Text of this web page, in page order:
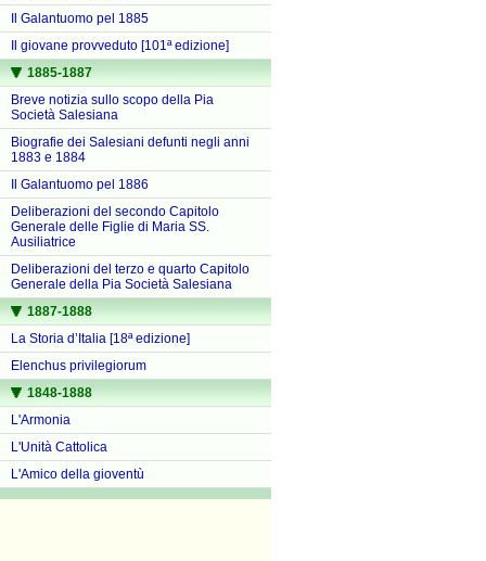
Il Galantuomo pel 1885
Il giovane provveduto [101ª edizione]
1885-1887
Breve notizia sullo scopo della Pia
Società Salesiana
Biografie dei Salesiani defunti negli anni
1883 e 1884
Il Galantuomo pel 1886
Deliberazioni del secondo Capitolo
Generale delle Figlie di Maria SS.
Ausiliatrice
Deliberazioni del terzo e quarto Capitolo
Generale della Pia Società Salesiana
1887-1888
La Storia d’Italia [18ª edizione]
Elenchus privilegiorum
1848-1888
L'Armonia
L'Unità Cattolica
L'Amico della gioventù